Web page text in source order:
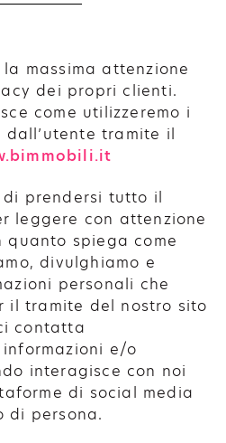
massima attenzione
dei propri clienti.
come utilizzeremo i
tramite il
prendersi tutto il
leggere con attenzione
quanto spiega come
divulghiamo e
personali che
il tramite del nostro sito
contatta
e/o
interagisce con noi
di social media
di persona.